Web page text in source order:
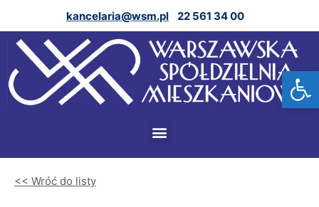
kancelaria@wsm.pl 22 561 34 00
<< Wróć do listy